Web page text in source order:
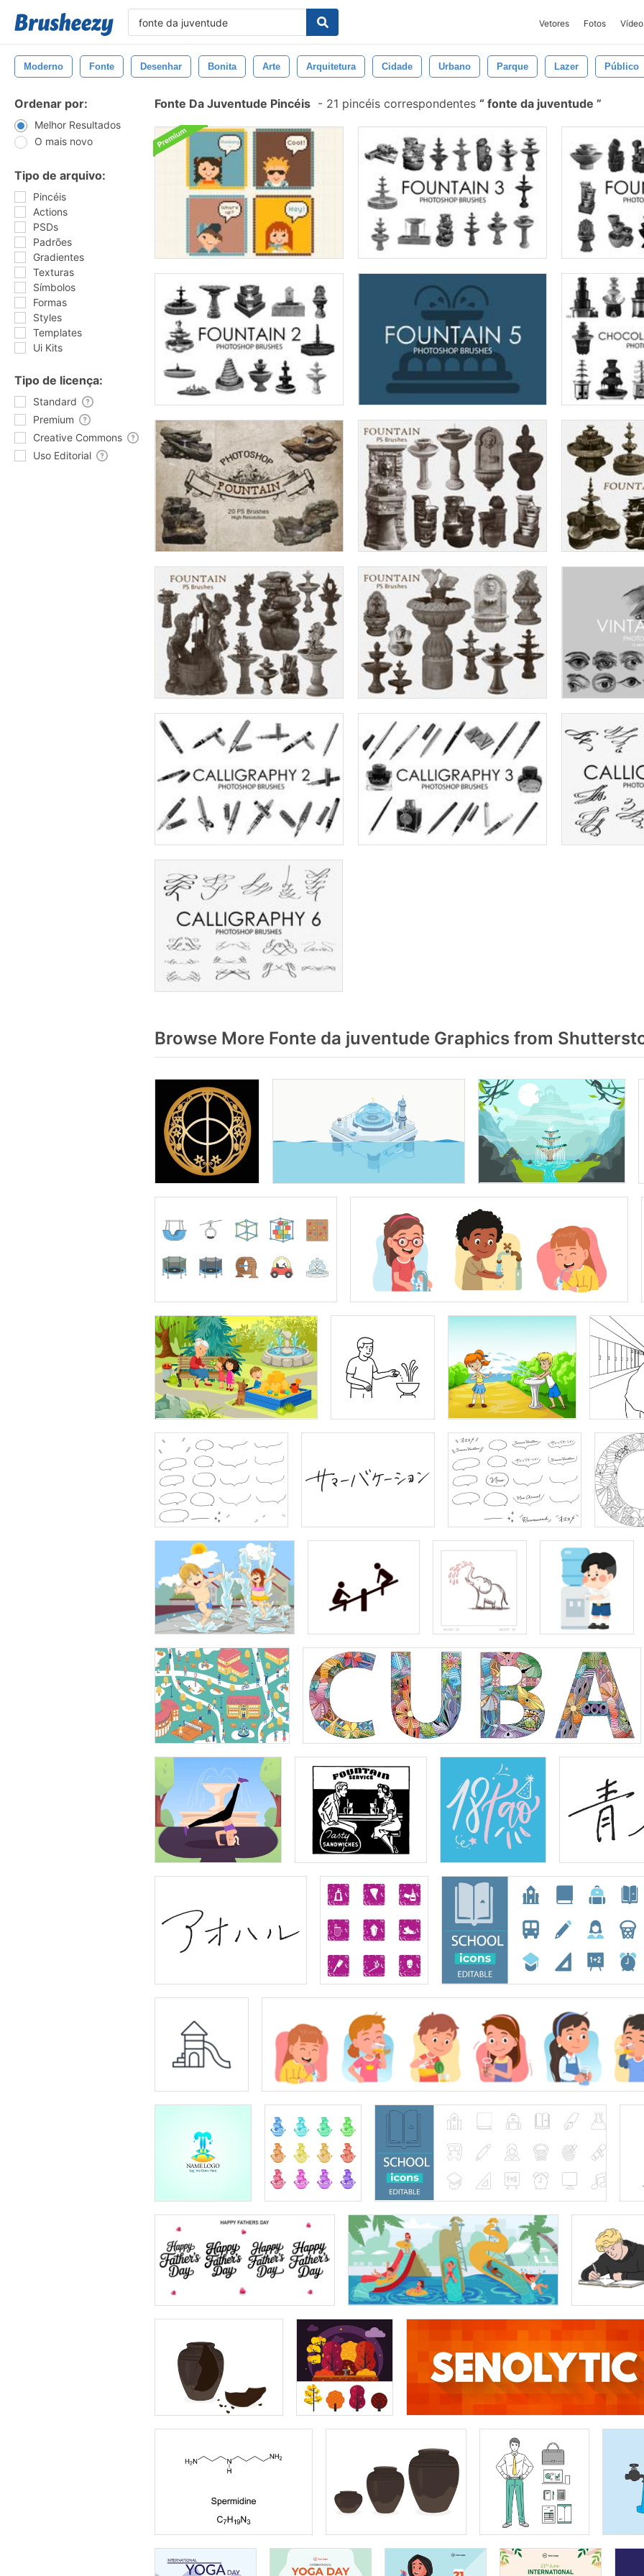
Vetores Fotos Vídeo
Moderno Fonte Desenhar Bonita Arte Arquitetura Cidade Urbano Parque Lazer Público
Ordenar por:
Melhor Resultados
O mais novo
Tipo de arquivo:
Pincéis
Actions
PSDs
Padrões
Gradientes
Texturas
Símbolos
Formas
Styles
Templates
Ui Kits
Tipo de licença:
Standard
Premium
Creative Commons
Uso Editorial
Fonte Da Juventude Pincéis - 21 pincéis correspondentes fonte da juventude
Browse More Fonte da juventude Graphics from